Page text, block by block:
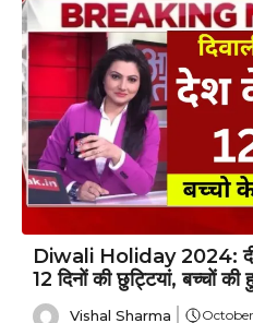
Diwali Holiday 2024:
12 दिनों की छुट्टियां, बच्चों की
Vishal Sharma